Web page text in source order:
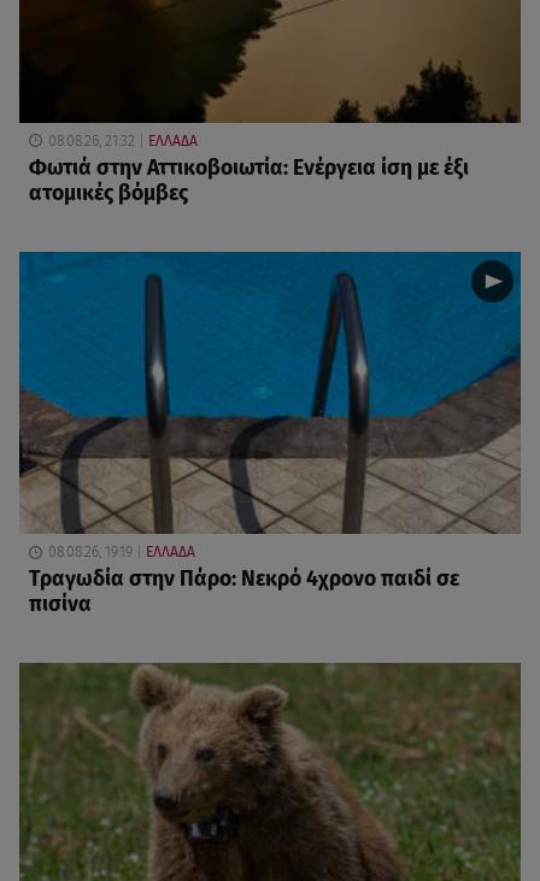
08.08.26, 21:32 ΕΛΛΑΔΑ
Φωτιά στην Αττικοβοιωτία: Ενέργεια ίση με έξι
ατομικές βόμβες
08.08.26, 19:19 ΕΛΛΑΔΑ
Τραγωδία στην Πάρο: Νεκρό 4χρονο παιδί σε
πισίνα